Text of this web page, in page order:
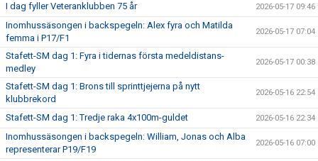
I dag fyller Veteranklubben 75 år 2026-05-17 09:46
Inomhussäsongen i backspegeln: Alex fyra och Matilda
femma i P17/F1
2026-05-17 07:04
Stafett-SM dag 1: Fyra i tidernas första medeldistans-
medley
2026-05-17 00:38
Stafett-SM dag 1: Brons till sprinttjejerna på nytt
klubbrekord
2026-05-16 22:54
Stafett-SM dag 1: Tredje raka 4x100m-guldet 2026-05-16 22:34
Inomhussäsongen i backspegeln: William, Jonas och Alba
representerar P19/F19
2026-05-16 07:00